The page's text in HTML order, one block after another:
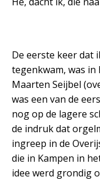
De eerste keer dat
tegenkwam, was in
Maarten Seijbel
was een van de
nog op de lagere
de indruk dat
ingreep in de
die in Kampen in
idee werd grondig